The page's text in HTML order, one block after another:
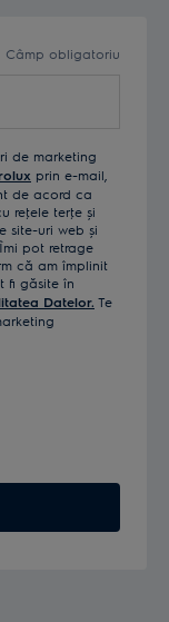
Câmp obligatoriu
de marketing
prin e-mail,
de acord ca
reţele terţe și
site-uri web și
pot retrage
că am împlinit
fi găsite în
Datelor. Te